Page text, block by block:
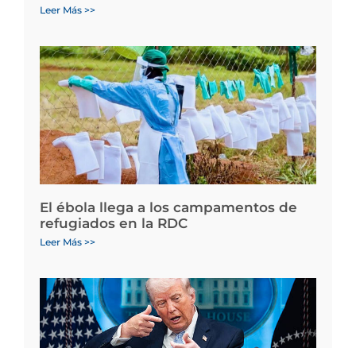
Leer Más >>
El ébola llega a los campamentos de
refugiados en la RDC
Leer Más >>